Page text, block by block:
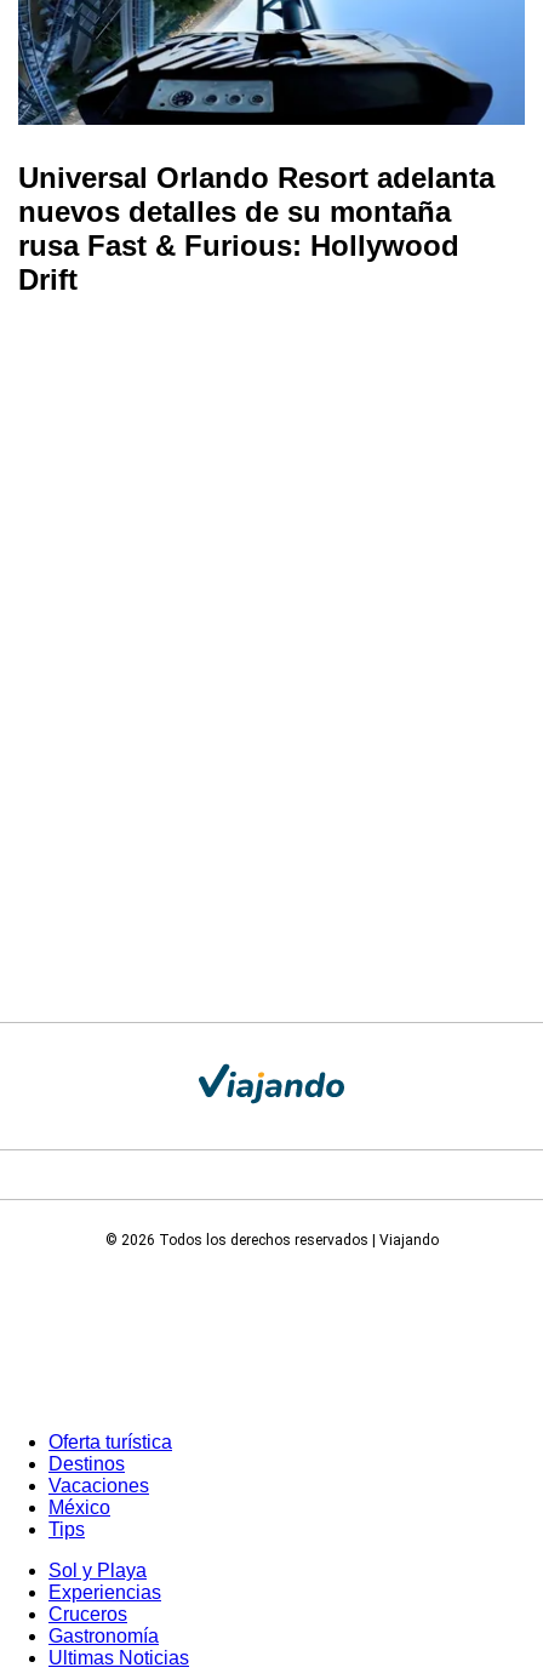
Universal Orlando Resort adelanta
nuevos detalles de su montaña
rusa Fast & Furious: Hollywood
Drift
© 2026 Todos los derechos reservados | Viajando
Oferta turística
Destinos
Vacaciones
México
Tips
Sol y Playa
Experiencias
Cruceros
Gastronomía
Ultimas Noticias